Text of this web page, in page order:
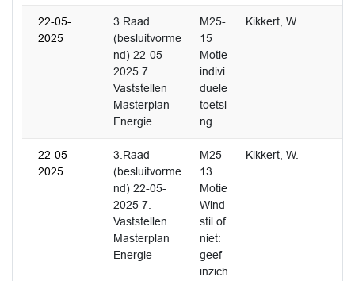
22-05-
2025
3.Raad
(besluitvorme
nd) 22-05-
2025 7.
Vaststellen
Masterplan
Energie
M25-
15
Motie
indivi
duele
toetsi
ng
Kikkert, W.
22-05-
2025
3.Raad
(besluitvorme
nd) 22-05-
2025 7.
Vaststellen
Masterplan
Energie
M25-
13
Motie
Wind
stil of
niet:
geef
inzich
Kikkert, W.